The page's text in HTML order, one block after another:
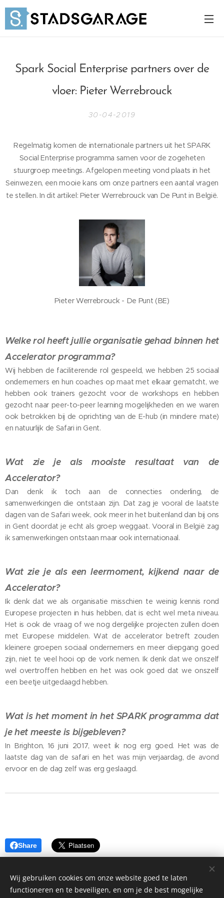
Spark Social Enterprise partners over de
vloer: Pieter Werrebrouck
30-04-2019
Regelmatig komen de internationale partners uit het SPARK
Social Enterprise programma samen voor de zogeheten
stuurgroep meetings. Afgelopen meeting vond plaats in het
Seinwezen, een mooie kans om onze partners een aantal vragen
te stellen. In dit artikel: Pieter Werrebrouck van De Punt in België.
Pieter Werrebrouck - De Punt (BE)
Welke rol heeft jullie organisatie gehad binnen het
Accelerator programma?
Wij hebben de faciliterende rol gespeeld, we hebben 25 sociaal
ondernemers en hun coaches op maat met elkaar gematcht, we
hebben ook trainers gezocht voor de workshops en hebben
gezocht naar peer-to-peer learning mogelijkheden en we waren
ook betrokken bij de oprichting van de E-hub (in mindere mate)
en natuurlijk de Safari in Gent.
Wat zie je als mooiste resultaat van de
Accelerator?
Dan denk ik toch aan de connecties onderling, de
samenwerkingen die ontstaan zijn. Dat zag je vooral de laatste
dagen van de Safari week, ook meer in het buitenland dan bij ons
in Gent doordat je echt als groep weggaat. Vooral in België zag
ik samenwerkingen ontstaan maar ook internationaal.
Wat zie je als een leermoment, kijkend naar de
Accelerator?
Ik denk dat we als organisatie misschien te weinig kennis rond
Europese projecten in huis hebben, dat is echt wel meta niveau.
Het is ook de vraag of we nog dergelijke projecten zullen doen
met Europese middelen. Wat de accelerator betreft zouden
kleinere groepen sociaal ondernemers en meer diepgang goed
zijn, niet te veel hooi op de vork nemen. Ik denk dat we onszelf
wel overtroffen hebben en het was ook goed dat we onszelf
een beetje uitgedaagd hebben.
Wat is het moment in het SPARK programma dat
je het meeste is bijgebleven?
In Brighton, 16 juni 2017, weet ik nog erg goed. Het was de
laatste dag van de safari en het was mijn verjaardag, de avond
ervoor en de dag zelf was erg geslaagd.
Share
Wij gebruiken cookies om onze website goed te laten
functioneren en te beveiligen, en om je de best mogelijke